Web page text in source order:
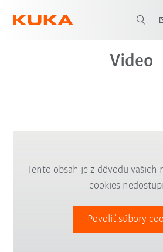
Video
Tento obsah je z dôvodu vašich
cookies
Povoliť súbory